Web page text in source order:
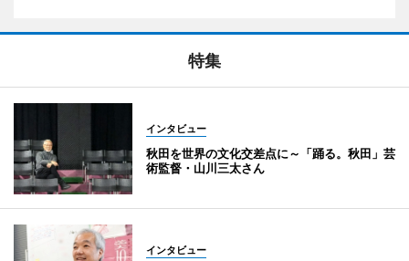
特集
インタビュー
秋田を世界の文化交差点に～「踊る。秋田」芸
術監督・山川三太さん
インタビュー